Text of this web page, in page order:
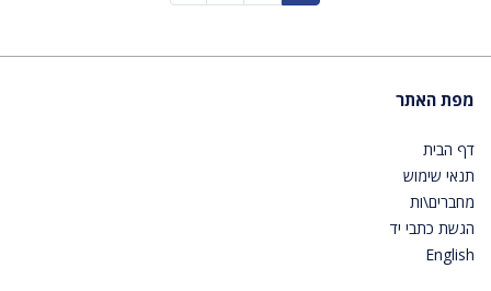
מפת האתר
דף הבית
תנאי שימוש
מחברים\ות
הגשת כתבי יד
English